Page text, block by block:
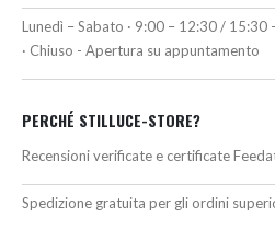
Lunedì – Sabato · 9:00 – 12:30 /
· Chiuso - Apertura su appuntamento
PERCHÉ STILLUCE-STORE?
Recensioni verificate e certificate
Spedizione gratuita per gli ordini